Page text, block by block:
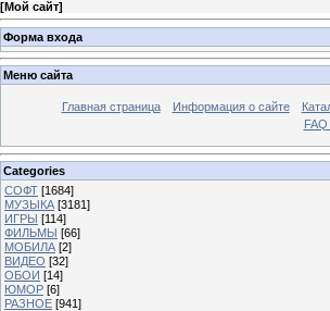
[Мой сайт]
Форма входа
Меню сайта
Главная страница Информация о сайте
Categories
СОФТ [1684]
МУЗЫКА [3181]
ИГРЫ [114]
ФИЛЬМЫ [66]
МОБИЛА [2]
ВИДЕО [32]
ОБОИ [14]
ЮМОР [6]
РАЗНОЕ [941]